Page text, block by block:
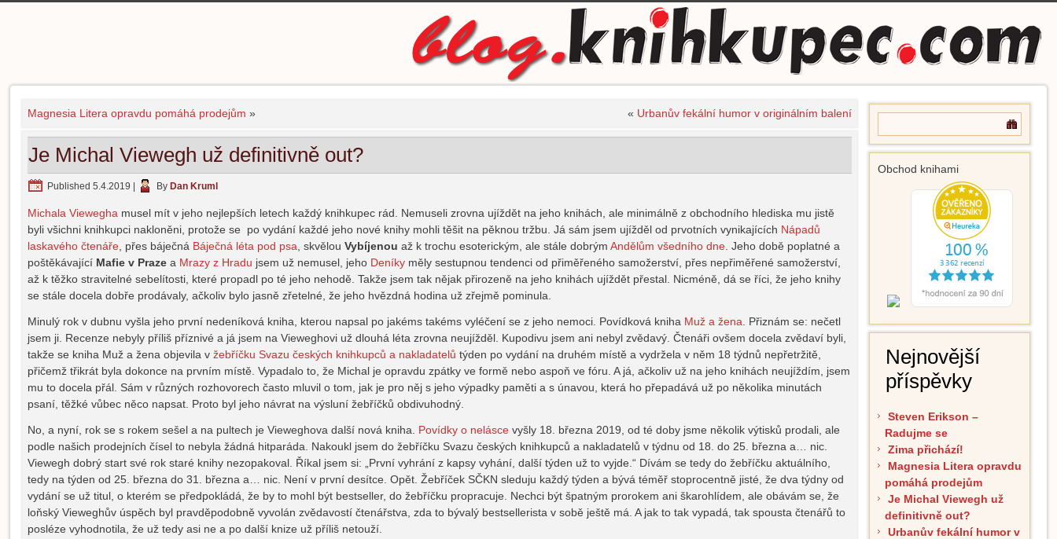
Magnesia Litera opravdu pomáhá prodejům » « Urbanův fekální humor v originálním balení
Je Michal Viewegh už definitivně out?
Published 5.4.2019 By Dan Kruml
Michala Viewegha musel mít v jeho nejlepších letech každý knihkupec rád. Nemuseli zrovna ujíždět na jeho knihách, ale minimálně z obchodního hlediska mu jistě
byli všichni knihkupci nakloněni, protože se po vydání každé jeho nové knihy mohli těšit na pěknou tržbu. Já sám jsem ujížděl od prvotních vynikajících Nápadů
laskavého čtenáře , přes báječná Báječná léta pod psa , skvělouVybíjenou až k trochu esoterickým, ale stále dobrýmAndělům všedního dne . Jeho době poplatné a
poštěkávající Mafie v Praze a Mrazy z Hradu jsem už nemusel, jeho Deníky měly sestupnou tendenci od přiměřeného samožerství, přes nepřiměřené samožerství,
až k těžko stravitelné sebelítosti, které propadl po té jeho nehodě. Takže jsem tak nějak přirozeně na jeho knihách ujíždět přestal. Nicméně, dá se říci, že jeho knihy
se stále docela dobře prodávaly, ačkoliv bylo jasně zřetelné, že jeho hvězdná hodina už zřejmě pominula.
Minulý rok v dubnu vyšla jeho první nedeníková kniha, kterou napsal po jakéms takéms vyléčení se z jeho nemoci. Povídková kniha Muž a žena . Přiznám se: nečetl
jsem ji. Recenze nebyly příliš příznivé a já jsem na Vieweghovi už dlouhá léta zrovna neujížděl. Kupodivu jsem ani nebyl zvědavý. Čtenáři ovšem docela zvědaví byli,
takže se kniha Muž a žena objevila vžebříčku Svazu českých knihkupců a nakladatelů týden po vydání na druhém místě a vydržela v něm 18 týdnů nepřetržitě,
přičemž třikrát byla dokonce na prvním místě. Vypadalo to, že Michal je opravdu zpátky ve formě nebo aspoň ve fóru. A já, ačkoliv už na jeho knihách neujíždím, jsem
mu to docela přál. Sám v různých rozhovorech často mluvil o tom, jak je pro něj s jeho výpadky paměti a s únavou, která ho přepadává už po několika minutách
psaní, těžké vůbec něco napsat. Proto byl jeho návrat na výsluní žebříčků obdivuhodný.
No, a nyní, rok se s rokem sešel a na pultech je Vieweghova další nová kniha. Povídky o nelásce vyšly 18. března 2019, od té doby jsme několik výtisků prodali, ale
podle našich prodejních čísel to nebyla žádná hitparáda. Nakoukl jsem do žebříčku Svazu českých knihkupců a nakladatelů v týdnu od 18. do 25. března a… nic.
Viewegh dobrý start své rok staré knihy nezopakoval. Říkal jsem si: „První vyhrání z kapsy vyhání, další týden už to vyjde.“ Dívám se tedy do žebříčku aktuálního,
tedy na týden od 25. března do 31. března a… nic. Není v první desítce. Opět. Žebříček SČKN sleduju každý týden a bývá téměř stoprocentně jisté, že dva týdny od
vydání se už titul, o kterém se předpokládá, že by to mohl být bestseller, do žebříčku propracuje. Nechci být špatným prorokem ani škarohlídem, ale obávám se, že
loňský Vieweghův úspěch byl pravděpodobně vyvolán zvědavostí čtenářstva, zda to bývalý bestsellerista v sobě ještě má. A jak to tak vypadá, tak spousta čtenářů to
posléze vyhodnotila, že už tedy asi ne a po další knize už příliš netouží.
Obchod knihami
Nejnovější
příspěvky
Steven Erikson –
Radujme se
Zima přichází!
Magnesia Litera opravdu
pomáhá prodejům
Je Michal Viewegh už
definitivně out?
Urbanův fekální humor v